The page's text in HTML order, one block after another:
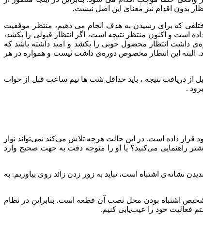
بدون اقدام نیز معنای این اصل نیست.
که برای رسیدن به هدف انجام می دهیم، منتظر موفقیت
و اکنون منتظر نتیجه است، اگر انتظار قبولی را بکشد،
داشت انتظار محصول خوبی را بکشد و امید داشته باشد که
این انتظار مخصوص دوره‌ی داشت نیست و همواره در هر
از دریافت نتیجه ، باید حداقل شب ها نیم ساعت قبل از خواب
.
داده است. در این حالت هرچه تلاش می‌کند نمی‌تواند نوار
راهنمایی می‌کنید؟ یا او را متوجه دقت به جهت صحیح وارد
اشتباه است، نباید به زور زدن زائد روی بیاوریم. به
اشتباه بودن محل نصب آن قطعه است. بنابراین در نظام
فعالیت خود را عیب‌یابی کنیم.